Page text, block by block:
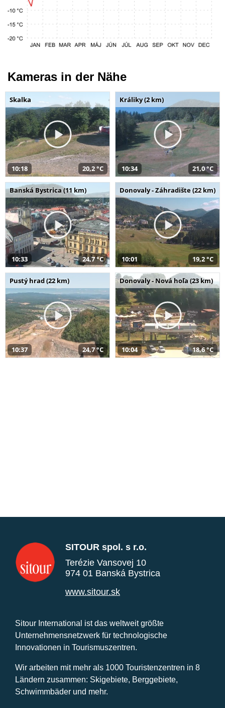
Kameras in der Nähe
Skalka
10:18 20,2 °C
Králiky (2 km)
10:34 21,0 °C
Banská Bystrica (11 km)
10:33 24,7 °C
Donovaly - Záhradište (22 km)
10:01 19,2 °C
Pustý hrad (22 km)
10:37 24,7 °C
Donovaly - Nová hoľa (23 km)
10:04 18,6 °C
SITOUR spol. s r.o.
Terézie Vansovej 10
974 01 Banská Bystrica
www.sitour.sk
Sitour International ist das weltweit größte
Unternehmensnetzwerk für technologische
Innovationen in Tourismuszentren.
Wir arbeiten mit mehr als 1000 Touristenzentren in 8
Ländern zusammen: Skigebiete, Berggebiete,
Schwimmbäder und mehr.